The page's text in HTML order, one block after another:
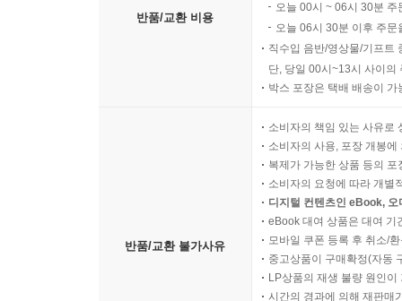
반품/교환 비용
오늘 00시 ~ 06시 30분
오늘 06시 30분 이후 주
직수입 음반/영상물/기프트
단, 당일 00시~13시 사이의
박스 포장은 택배 배송이
반품/교환 불가사유
소비자의 책임 있는 사유로
소비자의 사용, 포장 개봉
복제가 가능한 상품 등의
소비자의 요청에 따라 개별
디지털 컨텐츠인 eBook,
eBook 대여 상품은 대여 기
모바일 쿠폰 등록 후 취소/
중고상품이 구매확정(자동
LP상품의 재생 불량 원인
시간의 경과에 의해 재판매